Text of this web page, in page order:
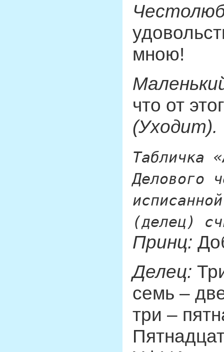
мною!
что от
(Уходит).
Табличка
Делового
(делец)
Принц:
Делец:
семь –
три –